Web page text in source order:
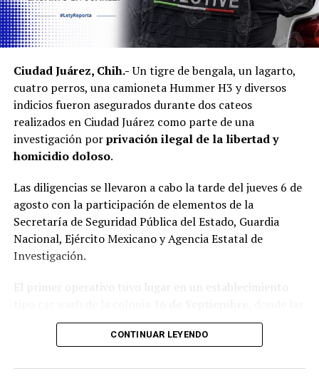
Ciudad Juárez, Chih.-Un tigre de bengala, un lagarto,
cuatro perros, una camioneta Hummer H3 y diversos
indicios fueron asegurados durante dos cateos
realizados en Ciudad Juárez como parte de una
investigación porprivación ilegal de la libertad y
homicidio doloso.
Las diligencias se llevaron a cabo la tarde del jueves 6 de
agosto con la participación de elementos de la
Secretaría de Seguridad Pública del Estado, Guardia
Nacional, Ejército Mexicano y Agencia Estatal de
Investigación.
El primer operativo tuvo lugar en un establecimiento
autoridades localizaron al tigre de bengala dentro de
una jaula, además de un lagarto y cuatro perros.
En el mismo sitio fue asegurada unaHummer H3,
CONTINUAR LEYENDO